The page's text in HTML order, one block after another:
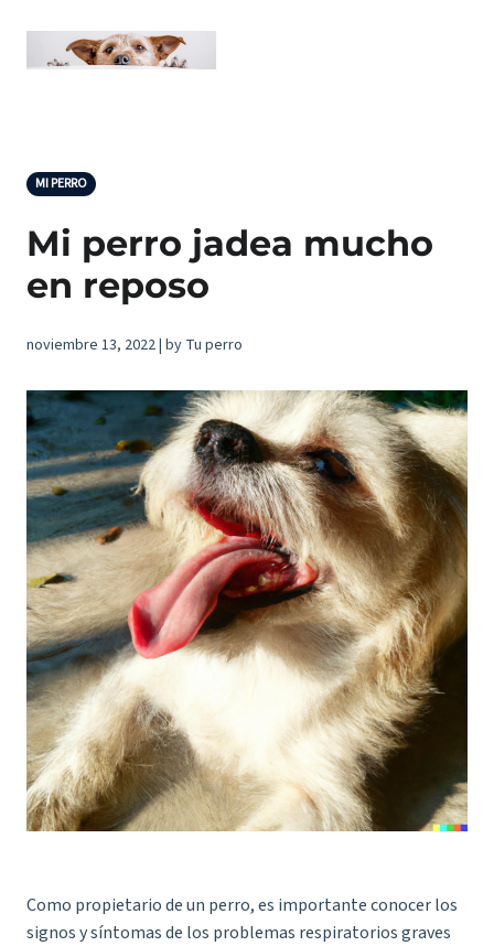
MI PERRO
Mi perro jadea mucho
en reposo
noviembre 13, 2022 | by Tu perro
Como propietario de un perro, es importante conocer los
signos y síntomas de los problemas respiratorios graves